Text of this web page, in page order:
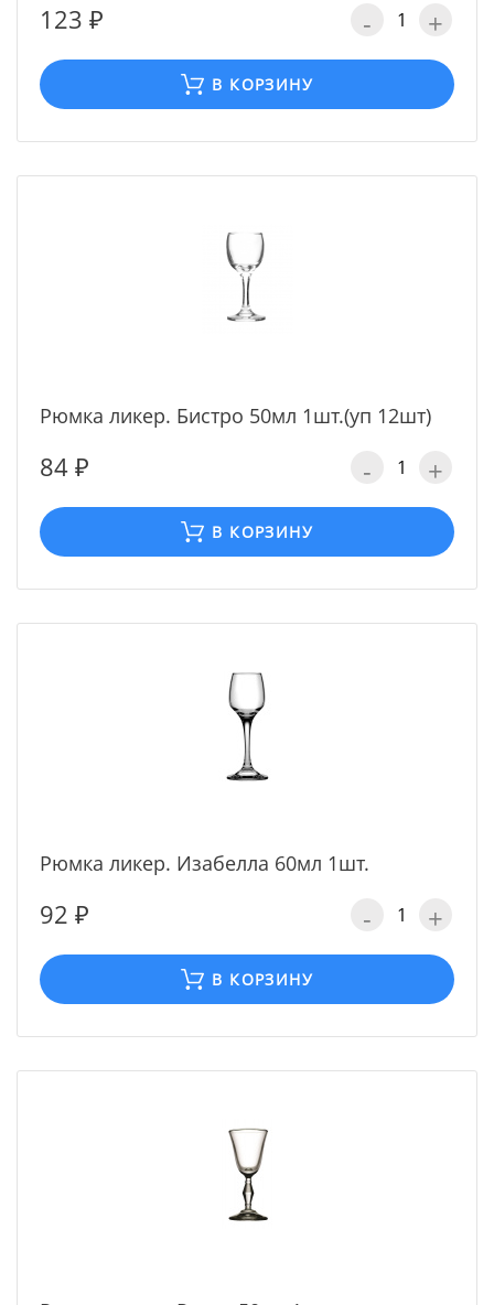
123 ₽ - +
В КОРЗИНУ
Рюмка ликер. Бистро 50мл 1шт.(уп 12шт)
84 ₽ - +
В КОРЗИНУ
Рюмка ликер. Изабелла 60мл 1шт.
92 ₽ - +
В КОРЗИНУ